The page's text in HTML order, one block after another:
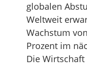
globalen
Weltweit
Wachstum
Prozent im
Die